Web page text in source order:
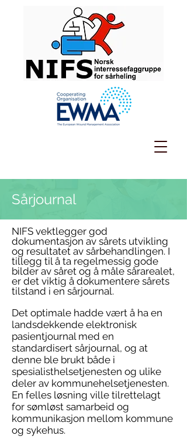
Sårjournal
NIFS vektlegger god
dokumentasjon av sårets utvikling
og resultatet av sårbehandlingen. I
tillegg til å ta regelmessig gode
bilder av såret og å måle sårarealet,
er det viktig å dokumentere sårets
tilstand i en sårjournal.
Det optimale hadde vært å ha en
landsdekkende elektronisk
pasientjournal med en
standardisert sårjournal, og at
denne ble brukt både i
spesialisthelsetjenesten og ulike
deler av kommunehelsetjenesten.
En felles løsning ville tilrettelagt
for sømløst samarbeid og
kommunikasjon mellom kommune
og sykehus.